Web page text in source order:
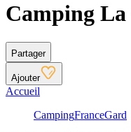
Camping
Partager
Ajouter
Accueil
CampingFranceGard